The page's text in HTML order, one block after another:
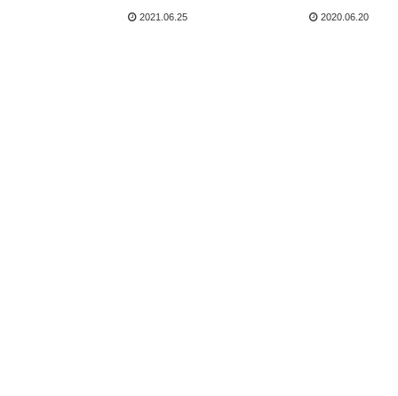
の不安を代弁していただ
2021.06.25
恥ずかしい。あんな小さ
2020.06.20